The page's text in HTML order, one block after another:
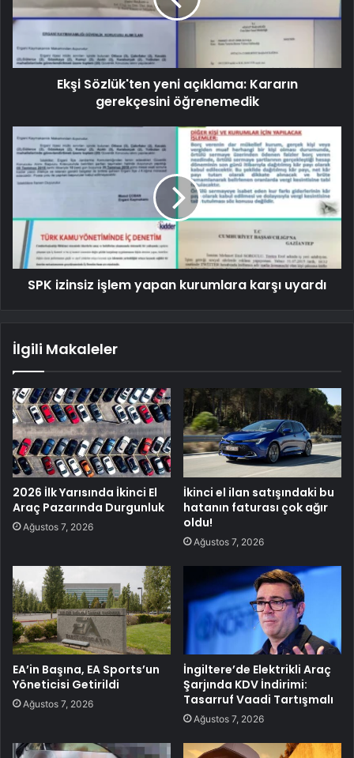
Ekşi Sözlük'ten yeni açıklama: Kararın
gerekçesini öğrenemedik
SPK izinsiz işlem yapan kurumlara karşı uyardı
İlgili Makaleler
2026 İlk Yarısında İkinci El
Araç Pazarında Durgunluk
Ağustos 7, 2026
İkinci el ilan satışındaki bu
hatanın faturası çok ağır
oldu!
Ağustos 7, 2026
EA’in Başına, EA Sports’un
Yöneticisi Getirildi
Ağustos 7, 2026
İngiltere’de Elektrikli Araç
Şarjında KDV İndirimi:
Tasarruf Vaadi Tartışmalı
Ağustos 7, 2026